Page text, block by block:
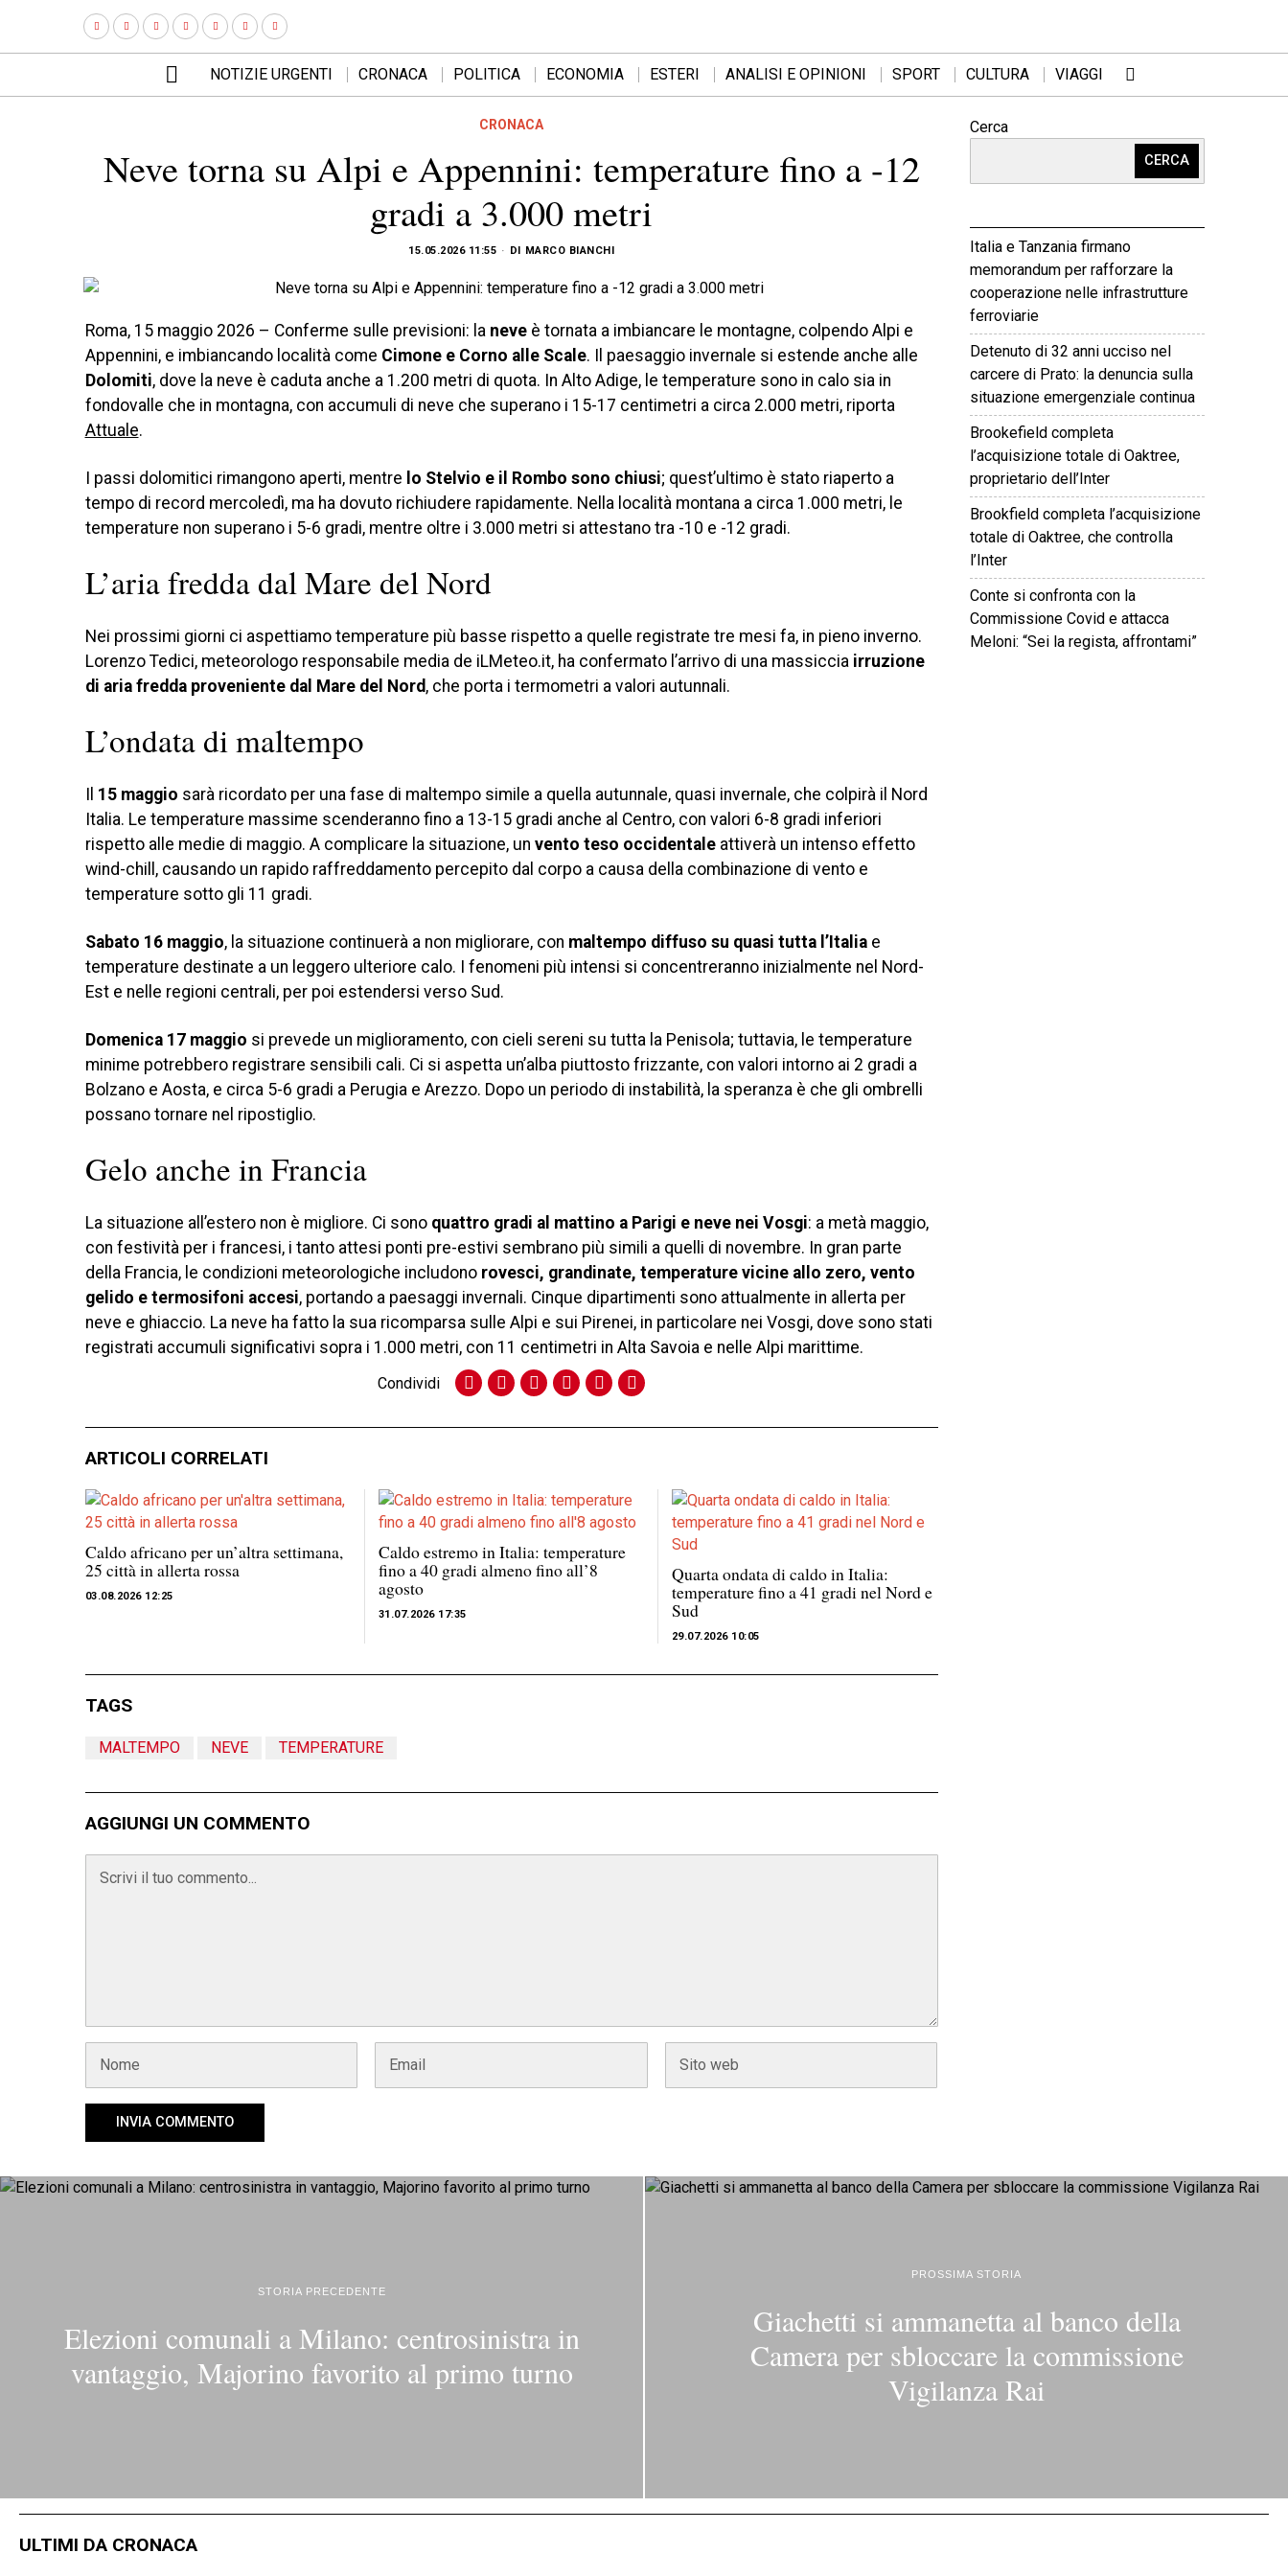
NOTIZIE URGENTI CRONACA POLITICA ECONOMIA ESTERI ANALISI E OPINIONI SPORT CULTURA VIAGGI
CRONACA
Neve torna su Alpi e Appennini: temperature fino a -12
gradi a 3.000 metri
15.05.2026 11:55 DI MARCO BIANCHI
Roma, 15 maggio 2026 – Conferme sulle previsioni: la neveè tornata a imbiancare le montagne, colpendo Alpi e
Appennini, e imbiancando località come Cimone e Corno alle Scale. Il paesaggio invernale si estende anche alle
Dolomiti, dove la neve è caduta anche a 1.200 metri di quota. In Alto Adige, le temperature sono in calo sia in
fondovalle che in montagna, con accumuli di neve che superano i 15-17 centimetri a circa 2.000 metri, riporta
Attuale.
I passi dolomitici rimangono aperti, mentre lo Stelvio e il Rombo sono chiusi; quest’ultimo è stato riaperto a
tempo di record mercoledì, ma ha dovuto richiudere rapidamente. Nella località montana a circa 1.000 metri, le
temperature non superano i 5-6 gradi, mentre oltre i 3.000 metri si attestano tra -10 e -12 gradi.
L’aria fredda dal Mare del Nord
Nei prossimi giorni ci aspettiamo temperature più basse rispetto a quelle registrate tre mesi fa, in pieno inverno.
Lorenzo Tedici, meteorologo responsabile media de iLMeteo.it, ha confermato l’arrivo di una massiccia irruzione
di aria fredda proveniente dal Mare del Nord, che porta i termometri a valori autunnali.
L’ondata di maltempo
15 maggio sarà ricordato per una fase di maltempo simile a quella autunnale, quasi invernale, che colpirà il Nord
Italia. Le temperature massime scenderanno fino a 13-15 gradi anche al Centro, con valori 6-8 gradi inferiori
rispetto alle medie di maggio. A complicare la situazione, un vento teso occidentaleattiverà un intenso effetto
wind-chill, causando un rapido raffreddamento percepito dal corpo a causa della combinazione di vento e
temperature sotto gli 11 gradi.
Sabato 16 maggio, la situazione continuerà a non migliorare, con maltempo diffuso su quasi tutta l’Italiae
temperature destinate a un leggero ulteriore calo. I fenomeni più intensi si concentreranno inizialmente nel Nord-
Est e nelle regioni centrali, per poi estendersi verso Sud.
Domenica 17 maggio si prevede un miglioramento, con cieli sereni su tutta la Penisola; tuttavia, le temperature
minime potrebbero registrare sensibili cali. Ci si aspetta un’alba piuttosto frizzante, con valori intorno ai 2 gradi a
Bolzano e Aosta, e circa 5-6 gradi a Perugia e Arezzo. Dopo un periodo di instabilità, la speranza è che gli ombrelli
possano tornare nel ripostiglio.
Gelo anche in Francia
La situazione all’estero non è migliore. Ci sono quattro gradi al mattino a Parigi e neve nei Vosgi: a metà maggio,
con festività per i francesi, i tanto attesi ponti pre-estivi sembrano più simili a quelli di novembre. In gran parte
della Francia, le condizioni meteorologiche includono rovesci, grandinate, temperature vicine allo zero, vento
gelido e termosifoni accesi, portando a paesaggi invernali. Cinque dipartimenti sono attualmente in allerta per
neve e ghiaccio. La neve ha fatto la sua ricomparsa sulle Alpi e sui Pirenei, in particolare nei Vosgi, dove sono stati
registrati accumuli significativi sopra i 1.000 metri, con 11 centimetri in Alta Savoia e nelle Alpi marittime.
Condividi
ARTICOLI CORRELATI
Caldo africano per un’altra settimana,
25 città in allerta rossa
03.08.2026 12:25
Caldo estremo in Italia: temperature
fino a 40 gradi almeno fino all’8
agosto
31.07.2026 17:35
Quarta ondata di caldo in Italia:
temperature fino a 41 gradi nel Nord e
Sud
29.07.2026 10:05
TAGS
MALTEMPO NEVE TEMPERATURE
AGGIUNGI UN COMMENTO
Cerca
CERCA
Italia e Tanzania firmano
memorandum per rafforzare la
cooperazione nelle infrastrutture
ferroviarie
Detenuto di 32 anni ucciso nel
carcere di Prato: la denuncia sulla
situazione emergenziale continua
Brookefield completa
l’acquisizione totale di Oaktree,
proprietario dell’Inter
Brookfield completa l’acquisizione
totale di Oaktree, che controlla
l’Inter
Conte si confronta con la
Commissione Covid e attacca
Meloni: “Sei la regista, affrontami”
STORIA PRECEDENTE
Elezioni comunali a Milano: centrosinistra in
vantaggio, Majorino favorito al primo turno
PROSSIMA STORIA
Giachetti si ammanetta al banco della
Camera per sbloccare la commissione
Vigilanza Rai
ULTIMI DA CRONACA